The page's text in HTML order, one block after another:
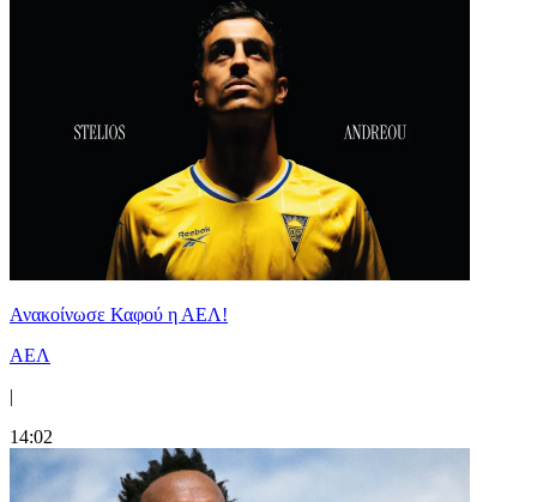
Ανακοίνωσε Καφού η ΑΕΛ!
ΑΕΛ
|
14:02